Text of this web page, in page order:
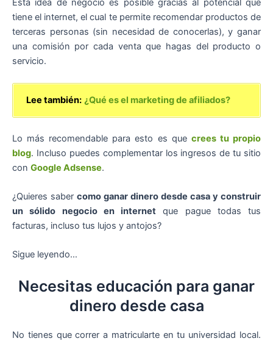
Esta idea de negocio es posible gracias al potencial que
tiene el internet, el cual te permite recomendar productos de
terceras personas (sin necesidad de conocerlas), y ganar
una comisión por cada venta que hagas del producto o
servicio.
Lee también: ¿Qué es el marketing de afiliados?
Lo más recomendable para esto es que crees tu propio
blog. Incluso puedes complementar los ingresos de tu sitio
con Google Adsense.
¿Quieres saber como ganar dinero desde casa y construir
un sólido negocio en internet que pague todas tus
facturas, incluso tus lujos y antojos?
Sigue leyendo…
Necesitas educación para ganar
dinero desde casa
No tienes que correr a matricularte en tu universidad local.